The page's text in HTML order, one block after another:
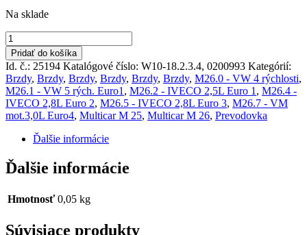
Na sklade
množstvo
Guľový
čap
+
uloženie
M25,
M26
Pridať do košíka
Id. č.: 25194 Katalógové číslo: W10-18.2.3.4, 0200993 Kategórií:
Brzdy, Brzdy, Brzdy, Brzdy, Brzdy, Brzdy, M26.0 - VW 4 rýchlosti,
M26.1 - VW 5 rých. Euro1 , M26.2 - IVECO 2,5L Euro 1 , M26.4 -
IVECO 2,8L Euro 2, M26.5 - IVECO 2,8L Euro 3, M26.7 - VM
mot.3,0L Euro4, Multicar M 25, Multicar M 26, Prevodovka
Ďalšie informácie
Ďalšie informácie
Hmotnosť 0,05 kg
Súvisiace produkty